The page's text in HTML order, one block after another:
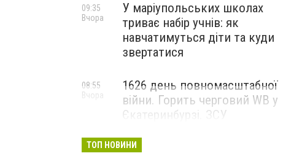
У маріупольських школах
триває набір учнів: як
навчатимуться діти та куди
звертатися
09:35
Вчора
1626 день повномасштабної
війни. Горить черговий WB у
Єкатеринбурзі. ЗСУ
Маріуполі
08:55
Вчора
ТОП НОВИНИ